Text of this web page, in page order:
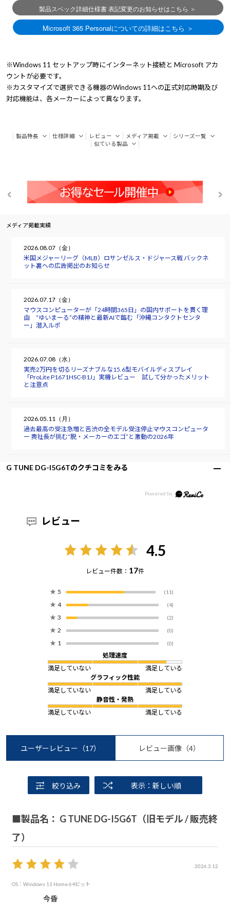
※Windows 11 セットアップ時にインターネット接続と Microsoft アカ
ウントが必要です。
※カスタマイズで選択できる機器のWindows 11への正式対応時期及び
対応機能は、各メーカーによって異なります。
製品特長 仕様詳細 レビュー メディア掲載
シリーズ一覧
似ている製品
メディア掲載実績
2026.08.07（金）
米国メジャーリーグ（MLB）ロサンゼルス・ドジャース戦 バックネ
ット裏への広告掲出のお知らせ
2026.07.17（金）
マウスコンピューターが「24時間365日」の国内サポートを貫く理
由 “ゆいまーる”の精神と最新AIで臨む「沖縄コンタクトセンタ
ー」潜入ルポ
2026.07.08（水）
実売2万円を切るリーズナブルな15.6型モバイルディスプレイ
「ProLite P1671HSC-B1J」実機レビュー 試して分かったメリット
と注意点
2026.05.11（月）
過去最高の受注急増と苦渋の全モデル受注停止――マウスコンピュータ
ー 軣社長が挑む“脱・メーカーのエゴ”と激動の2026年
G TUNE DG-I5G6Tのクチコミをみる
レビュー
4.5
レビュー件数： 17件
★ 5 (11)
★ 4 (4)
★ 3 (2)
★ 2 (0)
★ 1 (0)
処理速度
満足していない
満足している
グラフィック性能
満足していない
満足している
静音性・発熱
満足していない
満足している
ユーザーレビュー （17） レビュー画像 （4）
絞り込み 表示：新しい順
■製品名： G TUNE DG-I5G6T（旧モデル / 販売終
了）
2026.3.12
OS：Windows 11 Home 64ビット
今昏